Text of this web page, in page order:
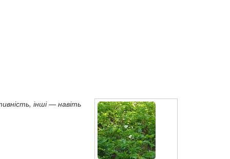
інші — навіть